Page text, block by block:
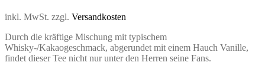
inkl. MwSt. zzgl. Versandkosten
Durch die kräftige Mischung mit typischem
Whisky-/Kakaogeschmack, abgerundet mit einem Hauch Vanille,
findet dieser Tee nicht nur unter den Herren seine Fans.